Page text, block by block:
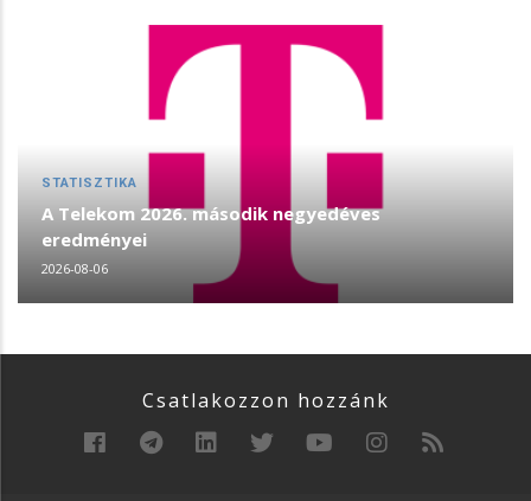
STATISZTIKA
A Telekom 2026. második negyedéves
eredményei
2026-08-06
Csatlakozzon hozzánk